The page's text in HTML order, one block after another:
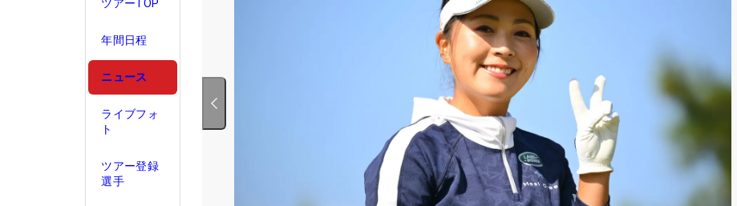
ツアーTOP
年間日程
ニュース
ライブフォ
ト
ツアー登録
選手